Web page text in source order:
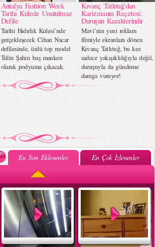
Antalya Fashion Week
Tarihi Kulede Unutulmaz
Defile
Tarihi Hıdırlık Kulesi’nde
gerçekleşecek Cihan Nacar
defilesinde, ünlü top model
Tülin Şahin baş manken
olarak podyuma çıkacak.
Kıvanç Tatlıtuğ’dan
Karizmanın Reçetesi:
Duruşun Karakterindir
Mavi’nin yeni reklam
filmiyle ekranlara dönen
Kıvanç Tatlıtuğ, bu kez
sadece yakışıklılığıyla değil,
duruşuyla da gündeme
damga vuruyor!
En Son Eklenenler En Çok İzlenenler